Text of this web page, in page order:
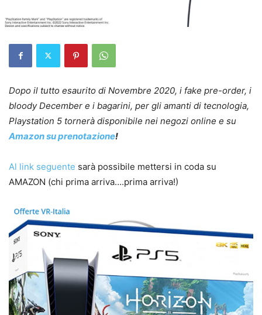
Dopo il tutto esaurito di Novembre 2020, i fake pre-order, i
bloody December e i bagarini, per gli amanti di tecnologia,
Playstation 5 tornerà disponibile nei negozi online e su
Amazon su prenotazione!
Al link seguente sarà possibile mettersi in coda su
AMAZON (chi prima arriva….prima arriva!)